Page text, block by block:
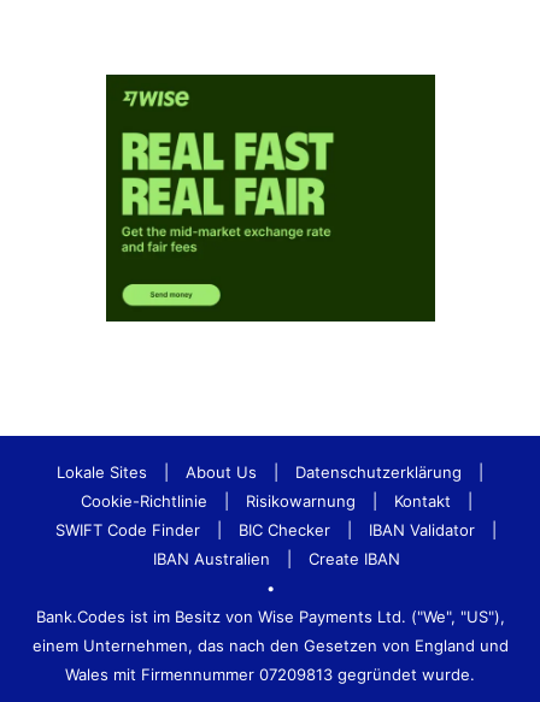
Lokale Sites About Us Datenschutzerklärung
Cookie-Richtlinie
Risikowarnung Kontakt
SWIFT Code Finder
BIC Checker IBAN Validator
IBAN Australien
Create IBAN
•
Bank.Codes ist im Besitz von Wise Payments Ltd. ("We", "US"),
einem Unternehmen, das nach den Gesetzen von England und
Wales mit Firmennummer 07209813 gegründet wurde.